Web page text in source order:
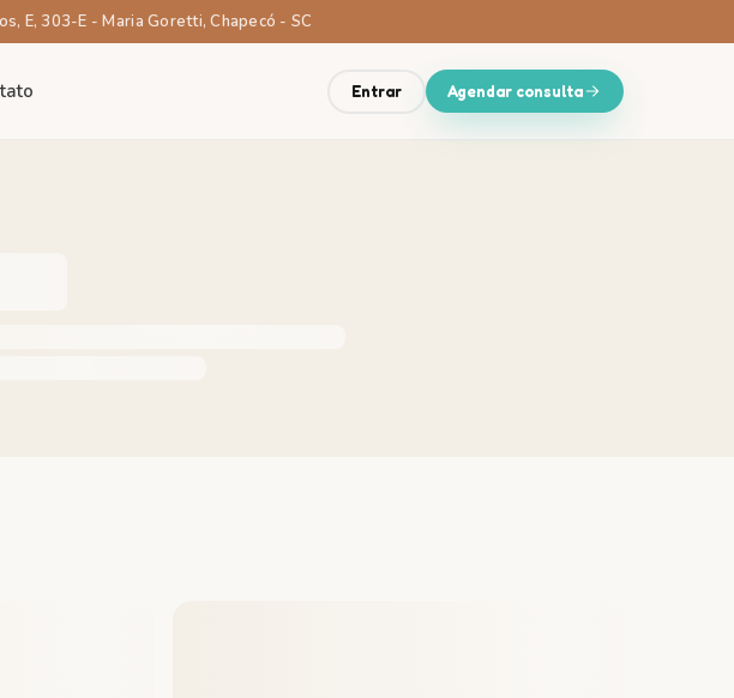
E, 303-E - Maria Goretti, Chapecó - SC
Entrar Agendar consulta